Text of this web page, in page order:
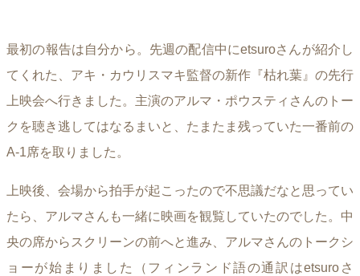
最初の報告は自分から。先週の配信中にetsuroさんが紹介し
てくれた、アキ・カウリスマキ監督の新作『枯れ葉』の先行
上映会へ行きました。主演のアルマ・ポウスティさんのトー
クを聴き逃してはなるまいと、たまたま残っていた一番前の
A-1席を取りました。
上映後、会場から拍手が起こったので不思議だなと思ってい
たら、アルマさんも一緒に映画を観覧していたのでした。中
央の席からスクリーンの前へと進み、アルマさんのトークシ
ョーが始まりました（フィンランド語の通訳はetsuroさ